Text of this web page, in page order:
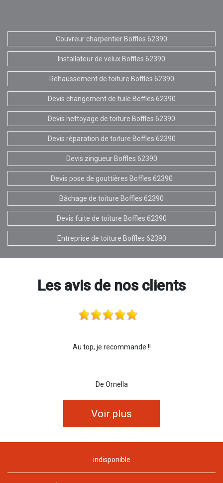
Couvreur charpentier Boffles 62390
Installateur de velux Boffles 62390
Rehaussement de toiture Boffles 62390
Devis changement de tuile Boffles 62390
Devis nettoyage de toiture Boffles 62390
Devis réparation de toiture Boffles 62390
Devis zingueur Boffles 62390
Devis pose de gouttières Boffles 62390
Bâchage de toiture Boffles 62390
Devis fuite de toiture Boffles 62390
Entreprise de toiture Boffles 62390
Les avis de nos clients
Au top, je recommande !!
De Ornella
Voir plus
indisponible